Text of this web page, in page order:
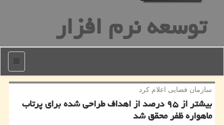
توسعه نرم افزار
منو
سازمان فضایی اعلام كرد
بیشتر از ۹۵ درصد از اهداف طراحی شده برای پرتاب
ماهواره ظفر محقق شد